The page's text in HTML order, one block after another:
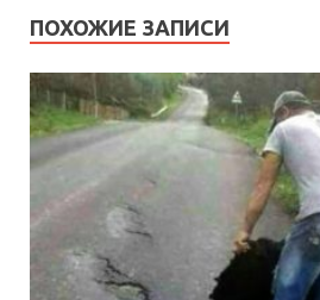
ПОХОЖИЕ ЗАПИСИ